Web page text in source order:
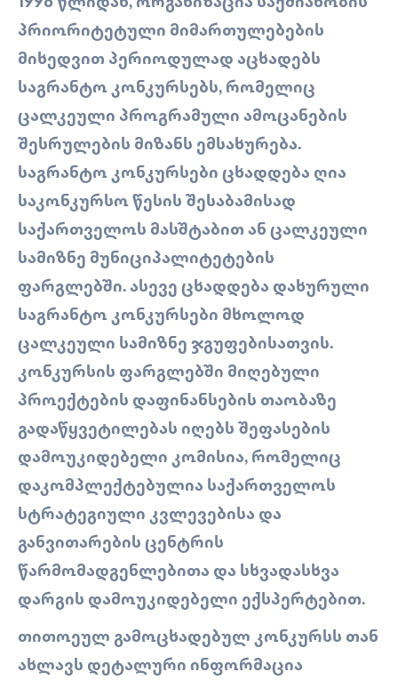
ᲞᲠᲘᲝᲠᲘᲢᲔᲢᲣᲚᲘ ᲛᲘᲛᲐᲠᲗᲣᲚᲔᲑᲔᲑᲘᲡ
ᲛᲘᲮᲔᲓᲕᲘᲗ ᲞᲔᲠᲘᲝᲓᲣᲚᲐᲓ ᲐᲪᲮᲐᲓᲔᲑᲡ
ᲡᲐᲒᲠᲐᲜᲢᲝ ᲙᲝᲜᲙᲣᲠᲡᲔᲑᲡ, ᲠᲝᲛᲔᲚᲘᲪ
ᲪᲐᲚᲙᲔᲣᲚᲘ ᲞᲠᲝᲒᲠᲐᲛᲣᲚᲘ ᲐᲛᲝᲪᲐᲜᲔᲑᲘᲡ
ᲨᲔᲡᲠᲣᲚᲔᲑᲘᲡ ᲛᲘᲖᲐᲜᲡ ᲔᲛᲡᲐᲮᲣᲠᲔᲑᲐ.
ᲡᲐᲒᲠᲐᲜᲢᲝ ᲙᲝᲜᲙᲣᲠᲡᲔᲑᲘ ᲪᲮᲐᲓᲓᲔᲑᲐ ᲦᲘᲐ
ᲡᲐᲙᲝᲜᲙᲣᲠᲡᲝ ᲬᲔᲡᲘᲡ ᲨᲔᲡᲐᲑᲐᲛᲘᲡᲐᲓ
ᲡᲐᲥᲐᲠᲗᲕᲔᲚᲝᲡ ᲛᲐᲡᲨᲢᲐᲑᲘᲗ ᲐᲜ ᲪᲐᲚᲙᲔᲣᲚᲘ
ᲡᲐᲛᲘᲖᲜᲔ ᲛᲣᲜᲘᲪᲘᲞᲐᲚᲘᲢᲔᲢᲔᲑᲘᲡ
ᲤᲐᲠᲒᲚᲔᲑᲨᲘ. ᲐᲡᲔᲕᲔ ᲪᲮᲐᲓᲓᲔᲑᲐ ᲓᲐᲮᲣᲠᲣᲚᲘ
ᲡᲐᲒᲠᲐᲜᲢᲝ ᲙᲝᲜᲙᲣᲠᲡᲔᲑᲘ ᲛᲮᲝᲚᲝᲓ
ᲪᲐᲚᲙᲔᲣᲚᲘ ᲡᲐᲛᲘᲖᲜᲔ ᲯᲒᲣᲤᲔᲑᲘᲡᲐᲗᲕᲘᲡ.
ᲙᲝᲜᲙᲣᲠᲡᲘᲡ ᲤᲐᲠᲒᲚᲔᲑᲨᲘ ᲛᲘᲦᲔᲑᲣᲚᲘ
ᲞᲠᲝᲔᲥᲢᲔᲑᲘᲡ ᲓᲐᲤᲘᲜᲐᲜᲡᲔᲑᲘᲡ ᲗᲐᲝᲑᲐᲖᲔ
ᲒᲐᲓᲐᲬᲧᲕᲔᲢᲘᲚᲔᲑᲐᲡ ᲘᲦᲔᲑᲡ ᲨᲔᲤᲐᲡᲔᲑᲘᲡ
ᲓᲐᲛᲝᲣᲙᲘᲓᲔᲑᲔᲚᲘ ᲙᲝᲛᲘᲡᲘᲐ, ᲠᲝᲛᲔᲚᲘᲪ
ᲓᲐᲙᲝᲛᲞᲚᲔᲥᲢᲔᲑᲣᲚᲘᲐ ᲡᲐᲥᲐᲠᲗᲕᲔᲚᲝᲡ
ᲡᲢᲠᲐᲢᲔᲒᲘᲣᲚᲘ ᲙᲕᲚᲔᲕᲔᲑᲘᲡᲐ ᲓᲐ
ᲒᲐᲜᲕᲘᲗᲐᲠᲔᲑᲘᲡ ᲪᲔᲜᲢᲠᲘᲡ
ᲬᲐᲠᲛᲝᲛᲐᲓᲒᲔᲜᲚᲔᲑᲘᲗᲐ ᲓᲐ ᲡᲮᲕᲐᲓᲐᲡᲮᲕᲐ
ᲓᲐᲠᲒᲘᲡ ᲓᲐᲛᲝᲣᲙᲘᲓᲔᲑᲔᲚᲘ ᲔᲥᲡᲞᲔᲠᲢᲔᲑᲘᲗ.
ᲗᲘᲗᲝᲔᲣᲚ ᲒᲐᲛᲝᲪᲮᲐᲓᲔᲑᲣᲚ ᲙᲝᲜᲙᲣᲠᲡᲡ ᲗᲐᲜ
ᲐᲮᲚᲐᲕᲡ ᲓᲔᲢᲐᲚᲣᲠᲘ ᲘᲜᲤᲝᲠᲛᲐᲪᲘᲐ